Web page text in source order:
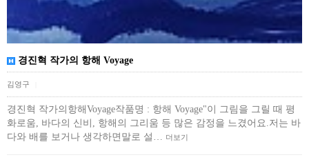
경진혁 작가의 항해 Voyage
김영구
경진혁 작가의항해Voyage작품명 : 항해 Voyage"이 그림을 그릴 때 평
화로움, 바다의 신비, 항해의 그리움 등 많은 감정을 느겼어요.저는 바
다와 배를 보거나 생각하면말로 설…
더보기